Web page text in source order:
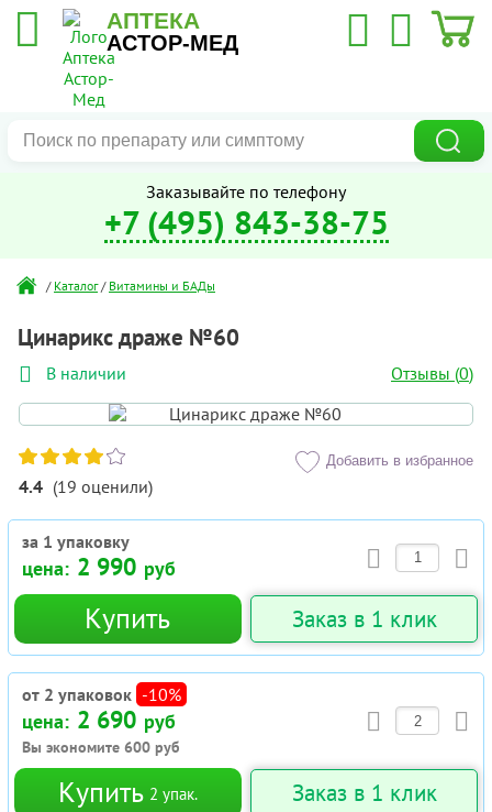
АПТЕКА
АСТОР-МЕД
Заказывайте по телефону
+7 (495) 843-38-75
/ Каталог / Витамины и БАДы
Цинарикс драже №60
В наличии Отзывы (0)
4.4 (19 оценили)
Добавить в избранное
за 1 упаковку
цена: 2 990 руб
Купить Заказ в 1 клик
от 2 упаковок -10%
цена: 2 690 руб
Вы экономите 600 руб
Купить 2 упак. Заказ в 1 клик